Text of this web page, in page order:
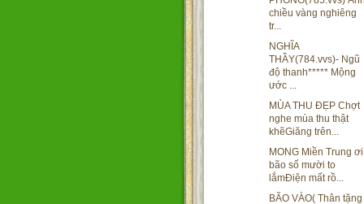
chiều vàng nghiêng
tr...
NGHĨA
THẦY(784.vvs)- Ngũ
độ thanh***** Mộng
ước ...
MÙA THU ĐẸP Chợt
nghe mùa thu thật
khẽGiăng trên...
MONG Miền Trung ơi
bão số mười to
lắmĐiện mất rồ...
BÃO VÀO( Thân tặng